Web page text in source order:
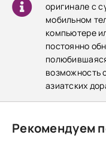
оригинале с
мобильном
компьютере
постоянно
возможность
азиатских
Рекомендуем